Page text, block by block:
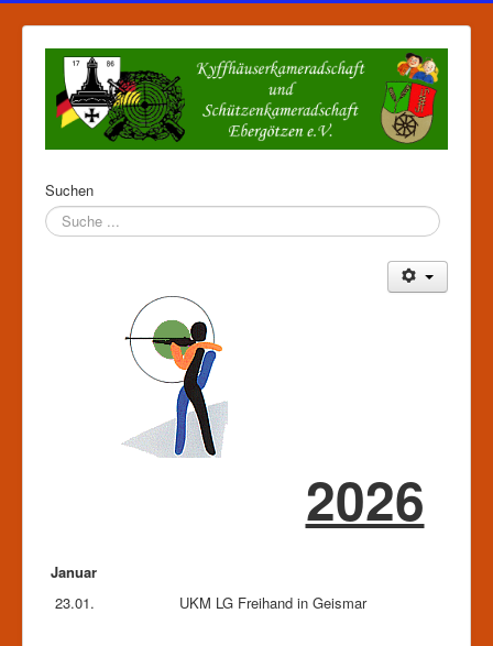
Suchen
2026
Januar
23.01.
UKM LG Freihand in Geismar